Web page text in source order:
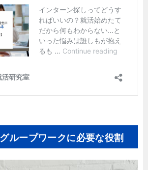
ループワークに必要な役割